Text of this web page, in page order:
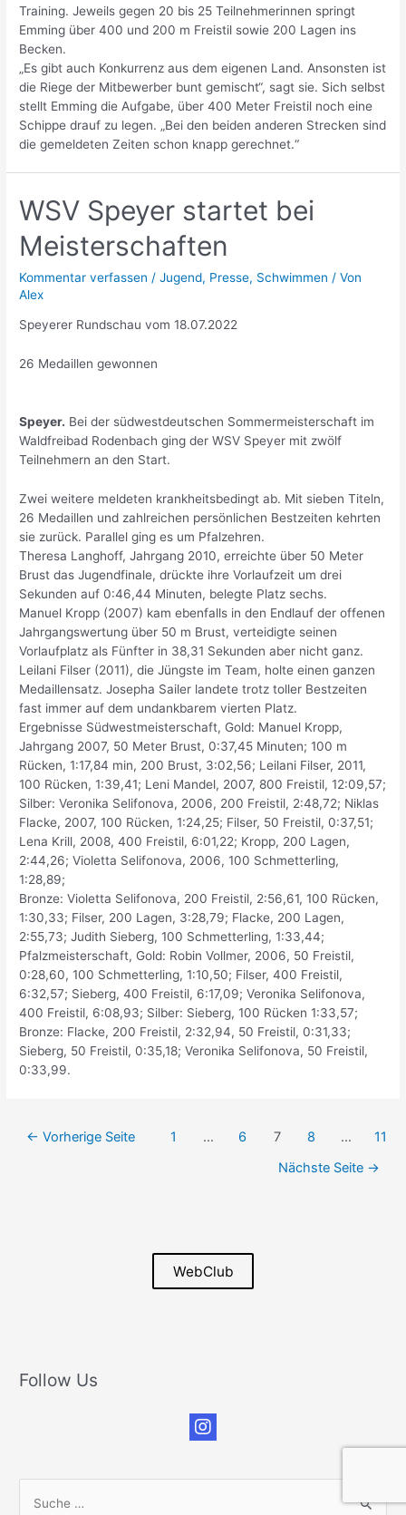
Training. Jeweils gegen 20 bis 25 Teilnehmerinnen springt
Emming über 400 und 200 m Freistil sowie 200 Lagen ins
Becken.
„Es gibt auch Konkurrenz aus dem eigenen Land. Ansonsten ist
die Riege der Mitbewerber bunt gemischt“, sagt sie. Sich selbst
stellt Emming die Aufgabe, über 400 Meter Freistil noch eine
Schippe drauf zu legen. „Bei den beiden anderen Strecken sind
die gemeldeten Zeiten schon knapp gerechnet.“
WSV Speyer startet bei
Meisterschaften
Kommentar verfassen /Jugend, Presse, Schwimmen / Von
Alex
Speyerer Rundschau vom 18.07.2022
26 Medaillen gewonnen
Speyer. Bei der südwestdeutschen Sommermeisterschaft im
Waldfreibad Rodenbach ging der WSV Speyer mit zwölf
Teilnehmern an den Start.
Zwei weitere meldeten krankheitsbedingt ab. Mit sieben Titeln,
26 Medaillen und zahlreichen persönlichen Bestzeiten kehrten
sie zurück. Parallel ging es um Pfalzehren.
Theresa Langhoff, Jahrgang 2010, erreichte über 50 Meter
Brust das Jugendfinale, drückte ihre Vorlaufzeit um drei
Sekunden auf 0:46,44 Minuten, belegte Platz sechs.
Manuel Kropp (2007) kam ebenfalls in den Endlauf der offenen
Jahrgangswertung über 50 m Brust, verteidigte seinen
Vorlaufplatz als Fünfter in 38,31 Sekunden aber nicht ganz.
Leilani Filser (2011), die Jüngste im Team, holte einen ganzen
Medaillensatz. Josepha Sailer landete trotz toller Bestzeiten
fast immer auf dem undankbarem vierten Platz.
Ergebnisse Südwestmeisterschaft, Gold: Manuel Kropp,
Jahrgang 2007, 50 Meter Brust, 0:37,45 Minuten; 100 m
Rücken, 1:17,84 min, 200 Brust, 3:02,56; Leilani Filser, 2011,
100 Rücken, 1:39,41; Leni Mandel, 2007, 800 Freistil, 12:09,57;
Silber: Veronika Selifonova, 2006, 200 Freistil, 2:48,72; Niklas
Flacke, 2007, 100 Rücken, 1:24,25; Filser, 50 Freistil, 0:37,51;
Lena Krill, 2008, 400 Freistil, 6:01,22; Kropp, 200 Lagen,
2:44,26; Violetta Selifonova, 2006, 100 Schmetterling,
1:28,89;
Bronze: Violetta Selifonova, 200 Freistil, 2:56,61, 100 Rücken,
1:30,33; Filser, 200 Lagen, 3:28,79; Flacke, 200 Lagen,
2:55,73; Judith Sieberg, 100 Schmetterling, 1:33,44;
Pfalzmeisterschaft, Gold: Robin Vollmer, 2006, 50 Freistil,
0:28,60, 100 Schmetterling, 1:10,50; Filser, 400 Freistil,
6:32,57; Sieberg, 400 Freistil, 6:17,09; Veronika Selifonova,
400 Freistil, 6:08,93; Silber: Sieberg, 100 Rücken 1:33,57;
Bronze: Flacke, 200 Freistil, 2:32,94, 50 Freistil, 0:31,33;
Sieberg, 50 Freistil, 0:35,18; Veronika Selifonova, 50 Freistil,
0:33,99.
Beitrags-
← Vorherige Seite 1 … 6 7 8 …
11
Nächste Seite →
WebClub
Follow Us